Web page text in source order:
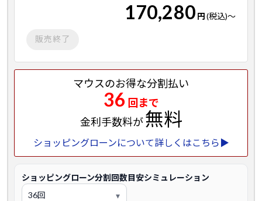
170,280 円(税込)～
販売終了
マウスのお得な分割払い
36 回まで
金利手数料が無料
ショッピングローンについて詳しくはこちら▶
ショッピングローン分割回数目安シミュレーション